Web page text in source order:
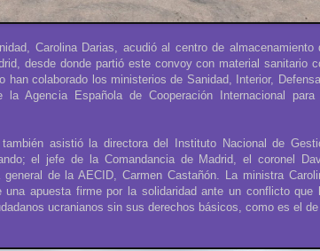
Carolina Darias, acudió al centro de almacenamiento
desde donde partió este convoy con material sanitario
han colaborado los ministerios de Sanidad, Interior,
Agencia Española de Cooperación Internacional para
asistió la directora del Instituto Nacional de
el jefe de la Comandancia de Madrid, el coronel
de la AECID, Carmen Castañón. La ministra
una apuesta firme por la solidaridad ante un conflicto que
ucranianos sin sus derechos básicos, como es el